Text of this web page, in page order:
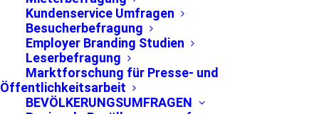
Kundenservice Umfragen
Besucherbefragung
Employer Branding Studien
Leserbefragung
Marktforschung für Presse- und
Öffentlichkeitsarbeit
BEVÖLKERUNGSUMFRAGEN
Parteiensympathie in der
Stadt München 2014 -
2023